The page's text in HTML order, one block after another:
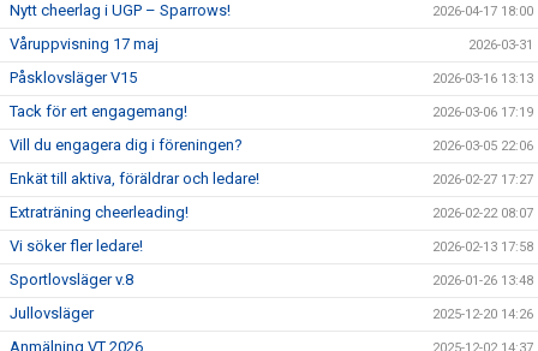
Nytt cheerlag i UGP – Sparrows! 2026-04-17 18:00
Våruppvisning 17 maj 2026-03-31
Påsklovsläger V15 2026-03-16 13:13
Tack för ert engagemang! 2026-03-06 17:19
Vill du engagera dig i föreningen? 2026-03-05 22:06
Enkät till aktiva, föräldrar och ledare! 2026-02-27 17:27
Extraträning cheerleading! 2026-02-22 08:07
Vi söker fler ledare! 2026-02-13 17:58
Sportlovsläger v.8 2026-01-26 13:48
Jullovsläger 2025-12-20 14:26
Anmälning VT 2026